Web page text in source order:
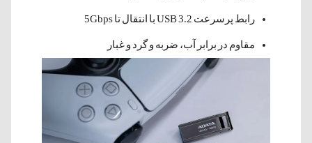
رابط پرسرعت USB 3.2 با انتقال تا 5Gbps
مقاوم در برابر آب، ضربه و گرد و غبار